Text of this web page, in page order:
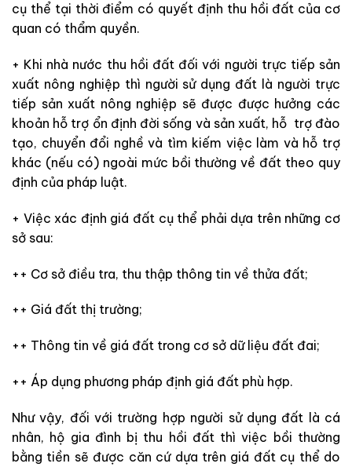
cụ thể tại thời điểm có quyết định thu hồi đất của cơ
quan có thẩm quyền.
+ Khi nhà nước thu hồi đất đối với người trực tiếp sản
xuất nông nghiệp thì người sử dụng đất là người trực
tiếp sản xuất nông nghiệp sẽ được được hưởng các
khoản hỗ trợ ổn định đời sống và sản xuất, hỗ trợ đào
tạo, chuyển đổi nghề và tìm kiếm việc làm và hỗ trợ
khác (nếu có) ngoài mức bồi thường về đất theo quy
định của pháp luật.
+ Việc xác định giá đất cụ thể phải dựa trên những cơ
sở sau:
++ Cơ sở điều tra, thu thập thông tin về thửa đất;
++ Giá đất thị trường;
++ Thông tin về giá đất trong cơ sở dữ liệu đất đai;
++ Áp dụng phương pháp định giá đất phù hợp.
Như vậy, đối với trường hợp người sử dụng đất là cá
nhân, hộ gia đình bị thu hồi đất thì việc bồi thường
bằng tiền sẽ được căn cứ dựa trên giá đất cụ thể do